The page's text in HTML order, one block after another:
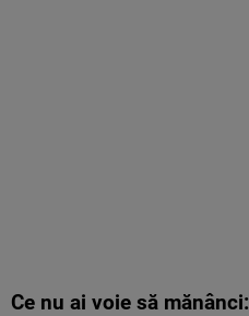
Ce nu ai voie să mănânci: